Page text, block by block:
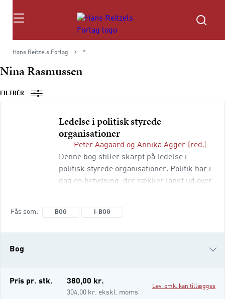
Søg
Hans Reitzels Forlag *
Nina Rasmussen
FILTRÉR
Ledelse i politisk styrede
organisationer
Peter Aagaard og Annika Agger
(red.)
Denne bog stiller skarpt på ledelse i
politisk styrede organisationer. Politik har i
dag en betydning, der rækker langt ud over
arbejder politisk.
Fås som BOG I-BOG
Bog
i-bog
Pris pr. stk. 380,00 kr.
304,00 kr. ekskl. moms
Lev. omk. kan tillægges